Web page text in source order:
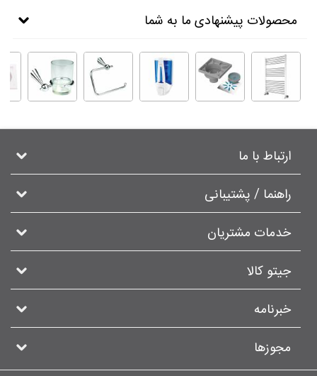
محصولات پیشنهادی ما به شما
ارتباط با ما
راهنما / پشتیبانی
خدمات مشتریان
جیتو کالا
خبرنامه
مجوزها